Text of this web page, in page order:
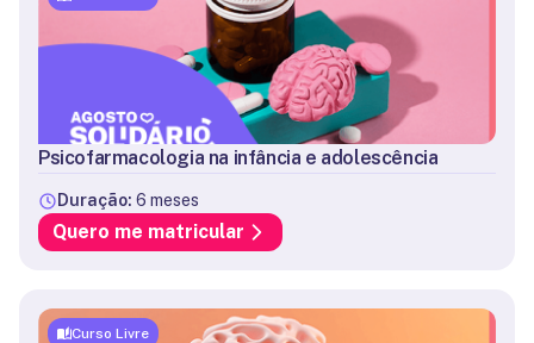
Psicofarmacologia na infância e adolescência
Duração: 6 meses
Quero me matricular
Curso Livre